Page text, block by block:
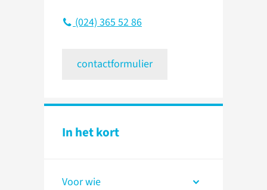
(024) 365 52 86
contactformulier
In het kort
Voor wie